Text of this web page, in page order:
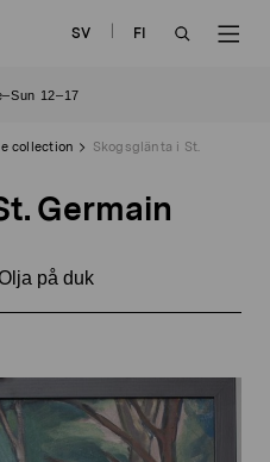
SV
FI
12–17
collection
Skogsglänta i St.
Germain
på duk